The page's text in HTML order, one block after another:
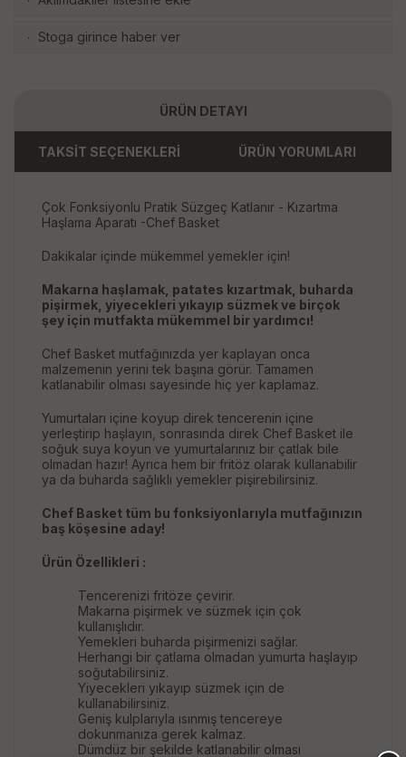
· Stoga girince haber ver
ÜRÜN DETAYI
TAKSİT SEÇENEKLERİ ÜRÜN YORUMLARI
Çok Fonksiyonlu Pratik Süzgeç Katlanır - Kızartma
Haşlama Aparatı -Chef Basket
Dakikalar içinde mükemmel yemekler için!
Makarna haşlamak, patates kızartmak, buharda
pişirmek, yiyecekleri yıkayıp süzmek ve birçok
şey için mutfakta mükemmel bir yardımcı!
Chef Basket mutfağınızda yer kaplayan onca
malzemenin yerini tek başına görür. Tamamen
katlanabilir olması sayesinde hiç yer kaplamaz.
Yumurtaları içine koyup direk tencerenin içine
yerleştirip haşlayın, sonrasında direk Chef Basket ile
soğuk suya koyun ve yumurtalarınız bir çatlak bile
olmadan hazır! Ayrıca hem bir fritöz olarak kullanabilir
ya da buharda sağlıklı yemekler pişirebilirsiniz.
Chef Basket tüm bu fonksiyonlarıyla mutfağınızın
baş köşesine aday!
Ürün Özellikleri :
Tencerenizi fritöze çevirir.
Makarna pişirmek ve süzmek için çok
kullanışlıdır.
Yemekleri buharda pişirmenizi sağlar.
Herhangi bir çatlama olmadan yumurta haşlayıp
soğutabilirsiniz.
Yiyecekleri yıkayıp süzmek için de
kullanabilirsiniz.
Geniş kulplarıyla ısınmış tencereye
dokunmanıza gerek kalmaz.
Dümdüz bir şekilde katlanabilir olması